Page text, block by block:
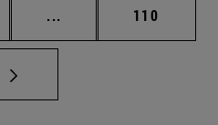
... Páginas intermedias
Página
110